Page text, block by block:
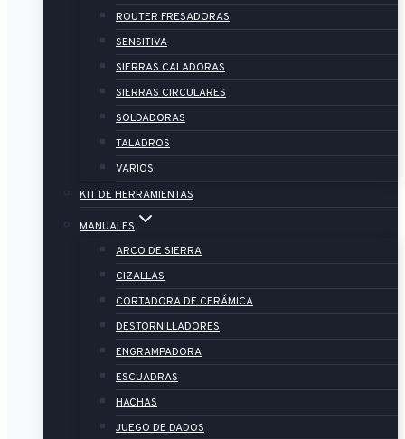
ROUTER FRESADORAS
SENSITIVA
SIERRAS CALADORAS
SIERRAS CIRCULARES
SOLDADORAS
TALADROS
VARIOS
KIT DE HERRAMIENTAS
MANUALES
ARCO DE SIERRA
CIZALLAS
CORTADORA DE CERÁMICA
DESTORNILLADORES
ENGRAMPADORA
ESCUADRAS
HACHAS
JUEGO DE DADOS